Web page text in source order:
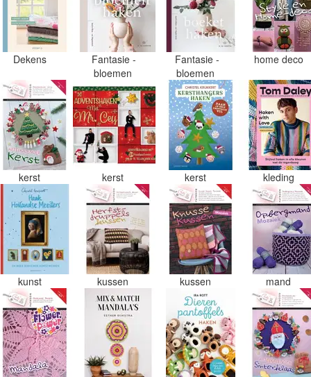
Dekens
Fantasie -
bloemen
Fantasie -
bloemen
home deco
kerst kerst kerst kleding
kunst kussen kussen mand